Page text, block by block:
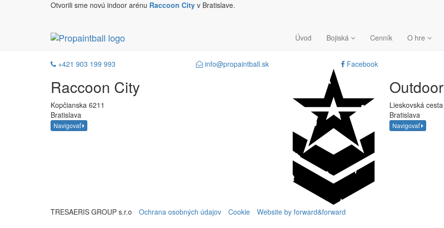
Otvorili sme novú indoor arénu Raccoon City v Bratislave.
Úvod Bojiská Cenník O hre
+421 903 199 993 info@propaintball.sk Facebook
Raccoon City
Kopčianska 6211
Bratislava
Navigovať
Outdoor
Lieskovská cesta
Bratislava
Navigovať
TRESAERIS GROUP s.r.o Ochrana osobných údajov Cookie Website by forward&forward